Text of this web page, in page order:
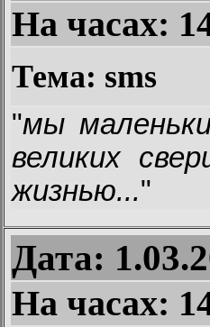
На часах:
Тема: sms
"мы
великих
жизнью..."
Дата:
На часах: